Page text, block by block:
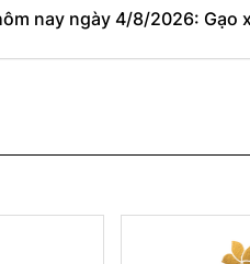
nay ngày 4/8/2026: Gạo